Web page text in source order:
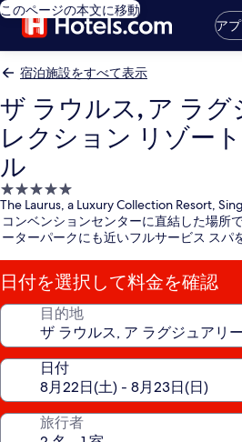
このページの本文に移動
ア
宿泊施設をすべて表示
ザ ラウルス, ア ラグ
レクション リゾー
ル
5.0
つ
星
泊
施
設
The Laurus, a Luxury Collection Resort,
コンベンションセンターに直結した場所
ーターパークにも近いフルサービス スパ
日付を選択して料金を確認
目的地
日付
旅行者